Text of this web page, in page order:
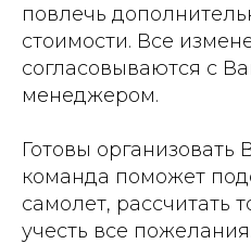
повлечь
стоимости. Все
согласовываются с
менеджером.
Готовы
команда поможет
самолет, рассчитать
учесть все